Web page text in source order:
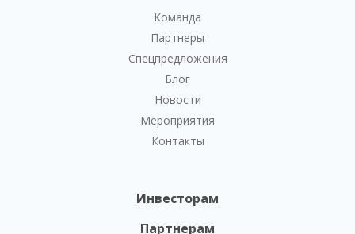
Команда
Партнеры
Спецпредложения
Блог
Новости
Мероприятия
Контакты
Инвесторам
Партнерам